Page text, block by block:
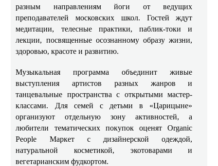
разным направлениям йоги от ведущих
преподавателей московских школ. Гостей ждут
медитации, телесные практики, паблик-токи и
лекции, посвященные осознанному образу жизни,
здоровью, красоте и развитию.
Музыкальная программа объединит живые
выступления артистов разных жанров и
танцевальные пространства с открытыми мастер-
классами. Для семей с детьми в «Царицыне»
организуют отдельную зону активностей, а
любители тематических покупок оценят Organic
People Маркет с дизайнерской одеждой,
натуральной косметикой, экотоварами и
вегетарианским фудкортом.